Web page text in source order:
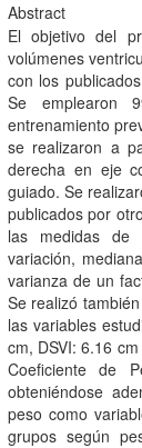
Abstract
El objetivo del
volúmenes
con los
Se emplearon
entrenamiento
se realizaron a
derecha en eje
guiado. Se
publicados por
las medidas de
variación,
varianza de un
Se realizó
las variables
cm, DSVI: 6.16
Coeficiente de
obteniéndose
peso como
grupos según